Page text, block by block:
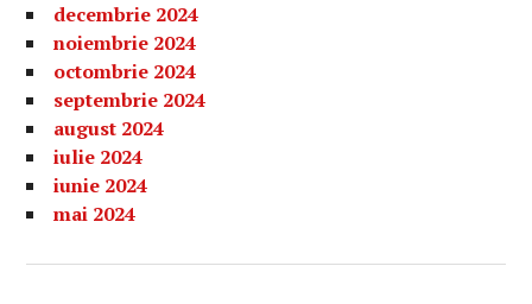
decembrie 2024
noiembrie 2024
octombrie 2024
septembrie 2024
august 2024
iulie 2024
iunie 2024
mai 2024